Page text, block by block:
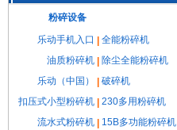
粉碎设备
乐动手机入口
全能粉碎机
油质粉碎机
除尘全能粉碎机
乐动（中国）
破碎机
扣压式小型粉碎机
230多用粉碎机
流水式粉碎机
15B多功能粉碎机